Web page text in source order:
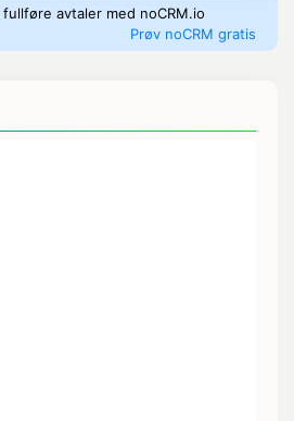
avtaler med noCRM.io
Prøv noCRM gratis